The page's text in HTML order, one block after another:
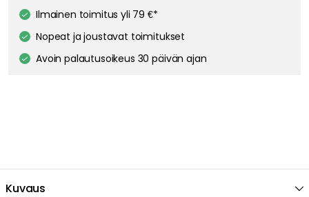
TALA
Gaia E27 LED-lamppu 6W
Ilmainen toimitus yli 79 €*
Nopeat ja joustavat toimitukset
Avoin palautusoikeus 30 päivän ajan
Kuvaus